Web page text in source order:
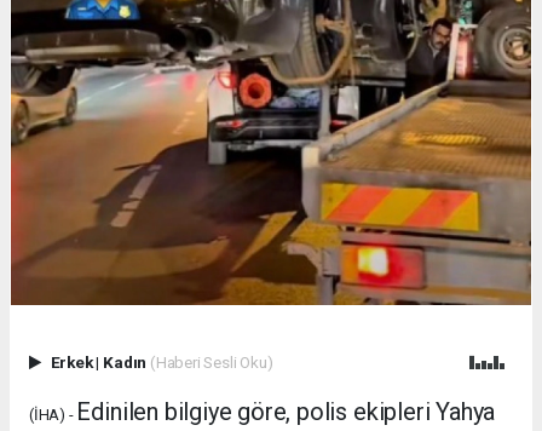
Erkek| Kadın (Haberi Sesli Oku)
(İHA) - Edinilen bilgiye göre, polis ekipleri Yahya